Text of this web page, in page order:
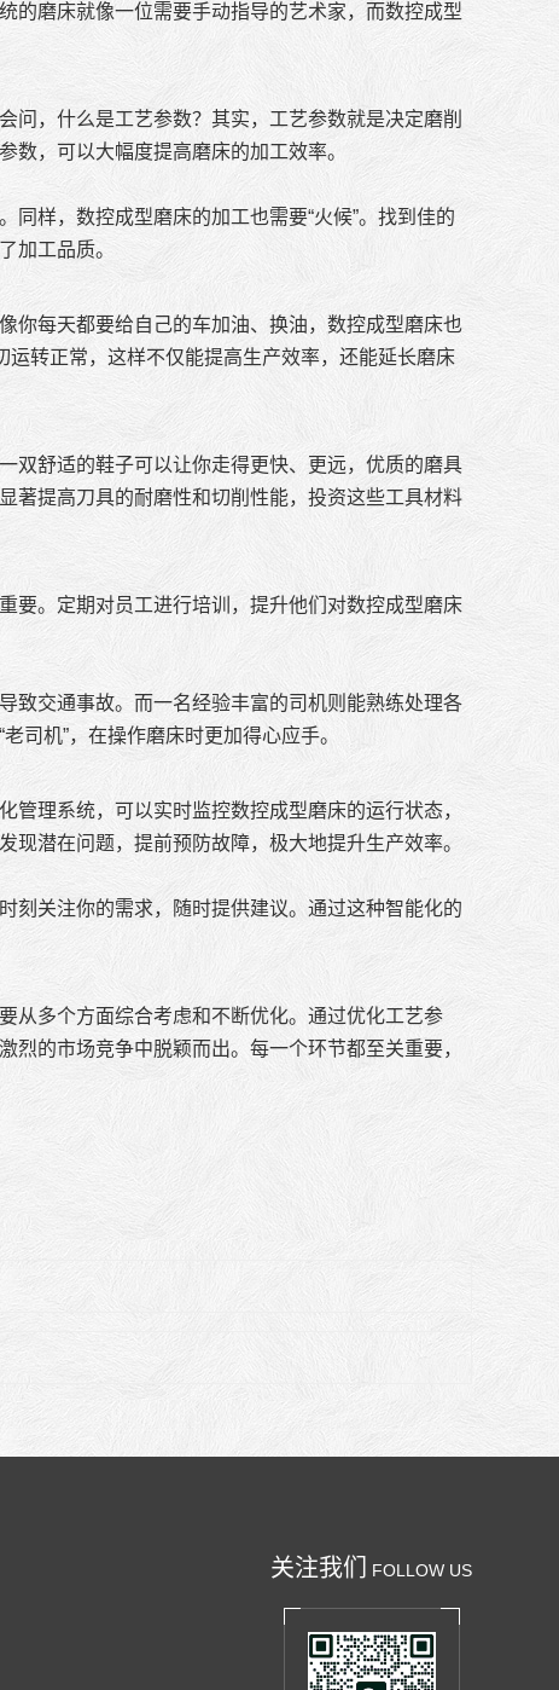
的磨床就像一位需要手动指导的艺术家，而数控成型
问，什么是工艺参数？其实，工艺参数就是决定磨削
数，可以大幅度提高磨床的加工效率。
样，数控成型磨床的加工也需要“火候”。找到佳的
加工品质。
你每天都要给自己的车加油、换油，数控成型磨床也
运转正常，这样不仅能提高生产效率，还能延长磨床
双舒适的鞋子可以让你走得更快、更远，优质的磨具
著提高刀具的耐磨性和切削性能，投资这些工具材料
要。定期对员工进行培训，提升他们对数控成型磨床
致交通事故。而一名经验丰富的司机则能熟练处理各
司机”，在操作磨床时更加得心应手。
理系统，可以实时监控数控成型磨床的运行状态，
潜在问题，提前预防故障，极大地提升生产效率。
刻关注你的需求，随时提供建议。通过这种智能化的
从多个方面综合考虑和不断优化。通过优化工艺参
的市场竞争中脱颖而出。每一个环节都至关重要，
关注我们 FOLLOW US